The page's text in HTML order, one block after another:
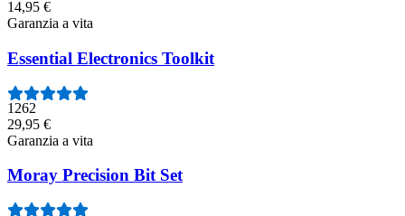
14,95 €
Garanzia a vita
Essential Electronics Toolkit
1262
29,95 €
Garanzia a vita
Moray Precision Bit Set